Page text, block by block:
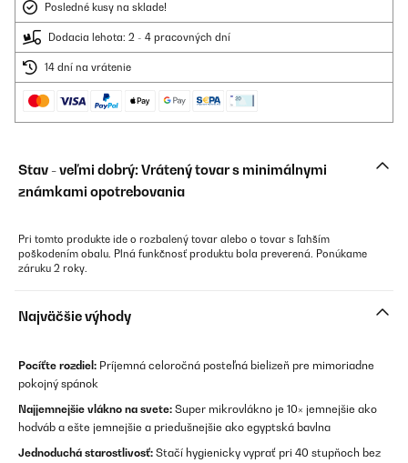
Posledné kusy na sklade!
Dodacia lehota: 2 - 4 pracovných dní
14 dní na vrátenie
Stav - veľmi dobrý: Vrátený tovar s minimálnymi
známkami opotrebovania
Pri tomto produkte ide o rozbalený tovar alebo o tovar s ľahším
poškodením obalu. Plná funkčnosť produktu bola preverená. Ponúkame
záruku 2 roky.
Najväčšie výhody
Pocíťte rozdiel: Príjemná celoročná posteľná bielizeň pre mimoriadne
pokojný spánok
Najjemnejšie vlákno na svete: Super mikrovlákno je 10× jemnejšie ako
hodváb a ešte jemnejšie a priedušnejšie ako egyptská bavlna
Jednoduchá starostlivosť: Stačí hygienicky vyprať pri 40 stupňoch bez